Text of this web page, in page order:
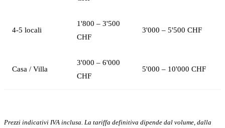
4-5 locali
1'800 – 3'500
CHF
3'000 – 5'500 CHF
Casa / Villa
3'000 – 6'000
CHF
5'000 – 10'000 CHF
Prezzi indicativi IVA inclusa. La tariffa definitiva dipende dal volume, dalla